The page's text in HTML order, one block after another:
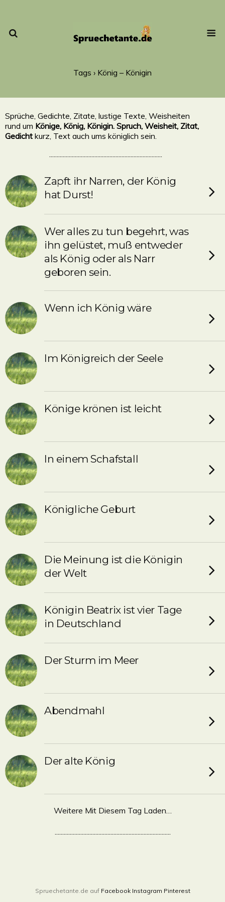
Tags › König – Königin
Sprüche, Gedichte, Zitate, lustige Texte, Weisheiten
rund um Könige, König, Königin. Spruch, Weisheit, Zitat,
Gedicht kurz, Text auch ums königlich sein.
...........................................................................
Zapft ihr Narren, der König
hat Durst!
Wer alles zu tun begehrt, was
ihn gelüstet, muß entweder
als König oder als Narr
geboren sein.
Wenn ich König wäre
Im Königreich der Seele
Könige krönen ist leicht
In einem Schafstall
Königliche Geburt
Die Meinung ist die Königin
der Welt
Königin Beatrix ist vier Tage
in Deutschland
Der Sturm im Meer
Abendmahl
Der alte König
Weitere Mit Diesem Tag Laden…
.............................................................................
Spruechetante.de auf Facebook Instagram Pinterest